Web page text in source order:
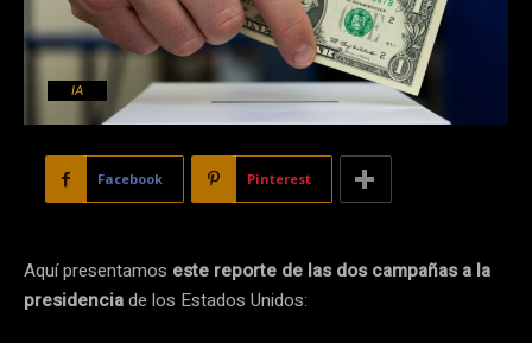
IA
Facebook Pinterest
Aquí presentamos este reporte de las dos campañas a la
presidenciade los Estados Unidos: